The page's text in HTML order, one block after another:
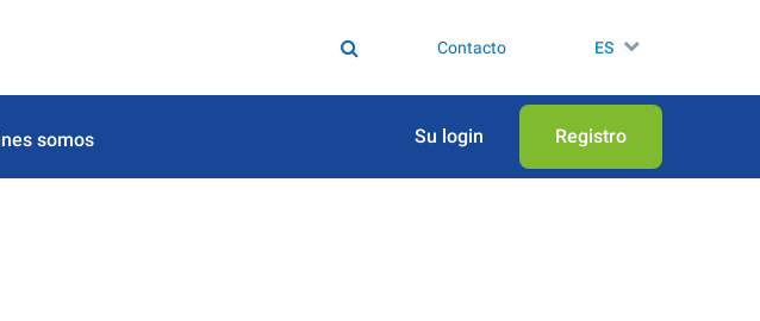
Contacto ES
somos Su login Registro